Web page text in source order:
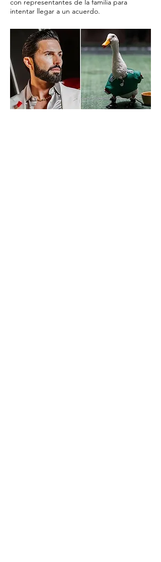
con representantes de la familia para
intentar llegar a un acuerdo.